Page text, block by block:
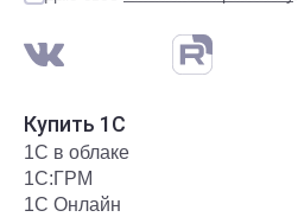
Купить 1С
1С в облаке
1С:ГРМ
1С Онлайн